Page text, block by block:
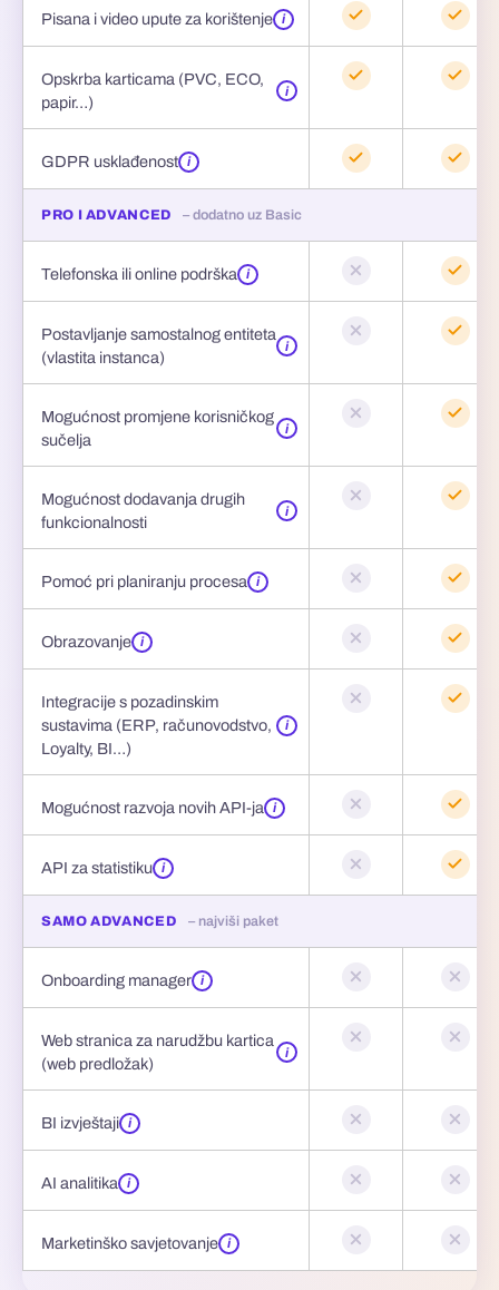
Pisana i video upute za korištenje i
Opskrba karticama (PVC, ECO,
papir…)
i
GDPR usklađenost i
PRO I ADVANCED – dodatno uz Basic
Telefonska ili online podrška i
Postavljanje samostalnog entiteta
(vlastita instanca)
i
Mogućnost promjene korisničkog
sučelja
i
Mogućnost dodavanja drugih
funkcionalnosti
i
Pomoć pri planiranju procesa i
Obrazovanje i
Integracije s pozadinskim
sustavima (ERP, računovodstvo,
Loyalty, BI…)
i
Mogućnost razvoja novih API-ja i
API za statistiku i
SAMO ADVANCED – najviši paket
Onboarding manager i
Web stranica za narudžbu kartica
(web predložak)
i
BI izvještaji i
AI analitika i
Marketinško savjetovanje i